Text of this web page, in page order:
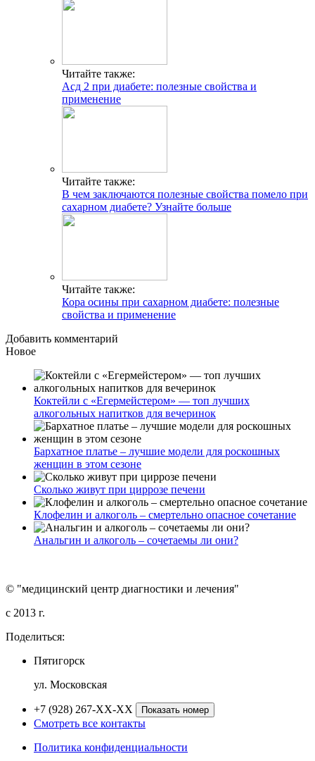
Читайте также:
Асд 2 при диабете: полезные свойства и
применение
Читайте также:
В чем заключаются полезные свойства помело при
сахарном диабете? Узнайте больше
Читайте также:
Кора осины при сахарном диабете: полезные
свойства и применение
Добавить комментарий
Новое
Коктейли с «Егермейстером» — топ лучших
алкогольных напитков для вечеринок
Бархатное платье – лучшие модели для роскошных
женщин в этом сезоне
Сколько живут при циррозе печени
Клофелин и алкоголь – смертельно опасное сочетание
Анальгин и алкоголь – сочетаемы ли они?
© "медицинский центр диагностики и лечения"
c 2013 г.
Поделиться:
Пятигорск
ул. Московская
+7 (928) 267-XX-XX Показать номер
Смотреть все контакты
Политика конфиденциальности